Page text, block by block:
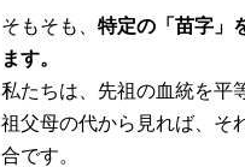
そもそも、 特定の「苗字」
ます。
私たちは、先祖の血統を平
祖父母の代から見れば、そ
合です。